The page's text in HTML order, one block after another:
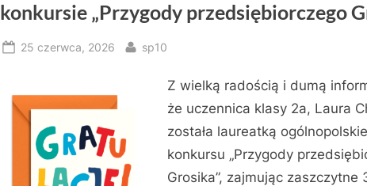
konkursie „Przygody przedsiębiorczego
Posted
25 czerwca, 2026 By
sp10
Z wielką radością i dumą
że uczennica klasy 2a, Laura
została laureatką
konkursu „Przygody
Grosika”, zajmując zaszczytne